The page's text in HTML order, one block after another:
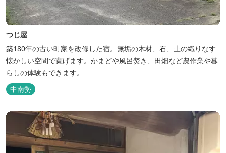
つじ屋
築180年の古い町家を改修した宿。無垢の木材、石、土の織りなす
懐かしい空間で寛げます。かまどや風呂焚き、田畑など農作業や暮
らしの体験もできます。
中南勢